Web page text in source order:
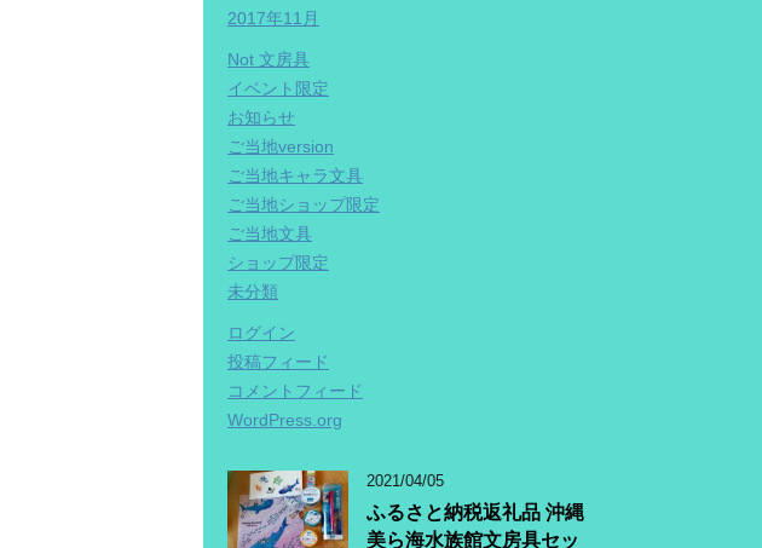
2017年11月
Not 文房具
イベント限定
お知らせ
ご当地version
ご当地キャラ文具
ご当地ショップ限定
ご当地文具
ショップ限定
未分類
ログイン
投稿フィード
コメントフィード
WordPress.org
2021/04/05
ふるさと納税返礼品 沖縄
美ら海水族館文房具セッ